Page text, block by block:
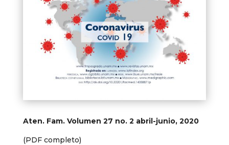
Aten. Fam. Volumen 27 no. 2 abril-junio, 2020
(PDF completo)